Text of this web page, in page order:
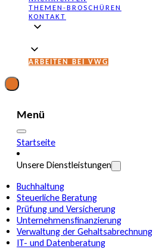
THEMEN-BROSCHÜREN
KONTAKT
ARBEITEN BEI VWG
Menü
Startseite
Unsere Dienstleistungen
Buchhaltung
Steuerliche Beratung
Prüfung und Versicherung
Unternehmensfinanzierung
Verwaltung der Gehaltsabrechnung
IT- und Datenberatung